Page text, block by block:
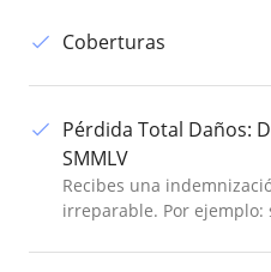
Coberturas
Pérdida Total Daños:
SMMLV
Recibes una
irreparable. Por ejemplo: